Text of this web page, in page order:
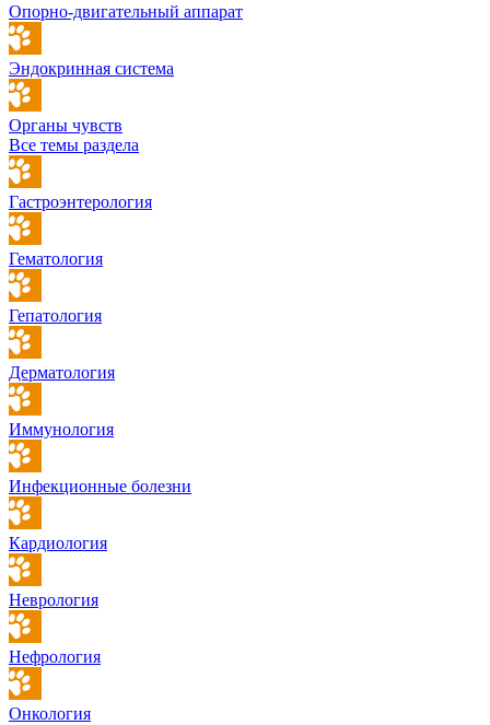
Опорно-двигательный аппарат
Эндокринная система
Органы чувств
Все темы раздела
Гастроэнтерология
Гематология
Гепатология
Дерматология
Иммунология
Инфекционные болезни
Кардиология
Неврология
Нефрология
Онкология